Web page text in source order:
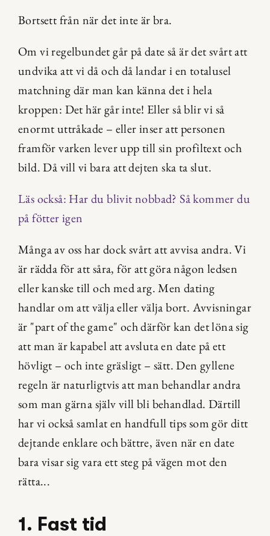
Bortsett från när det inte är bra.
Om vi regelbundet går på date så är det svårt att
undvika att vi då och då landar i en totalusel
matchning där man kan känna det i hela
kroppen: Det här går inte! Eller så blir vi så
enormt uttråkade – eller inser att personen
framför varken lever upp till sin profiltext och
bild. Då vill vi bara att dejten ska ta slut.
Läs också: Har du blivit nobbad? Så kommer du
på fötter igen
Många av oss har dock svårt att avvisa andra. Vi
är rädda för att såra, för att göra någon ledsen
eller kanske till och med arg. Men dating
handlar om att välja eller välja bort. Avvisningar
är "part of the game" och därför kan det löna sig
att man är kapabel att avsluta en date på ett
hövligt – och inte gräsligt – sätt. Den gyllene
regeln är naturligtvis att man behandlar andra
som man gärna själv vill bli behandlad. Därtill
har vi också samlat en handfull tips som gör ditt
dejtande enklare och bättre, även när en date
bara visar sig vara ett steg på vägen mot den
rätta...
1. Fast tid